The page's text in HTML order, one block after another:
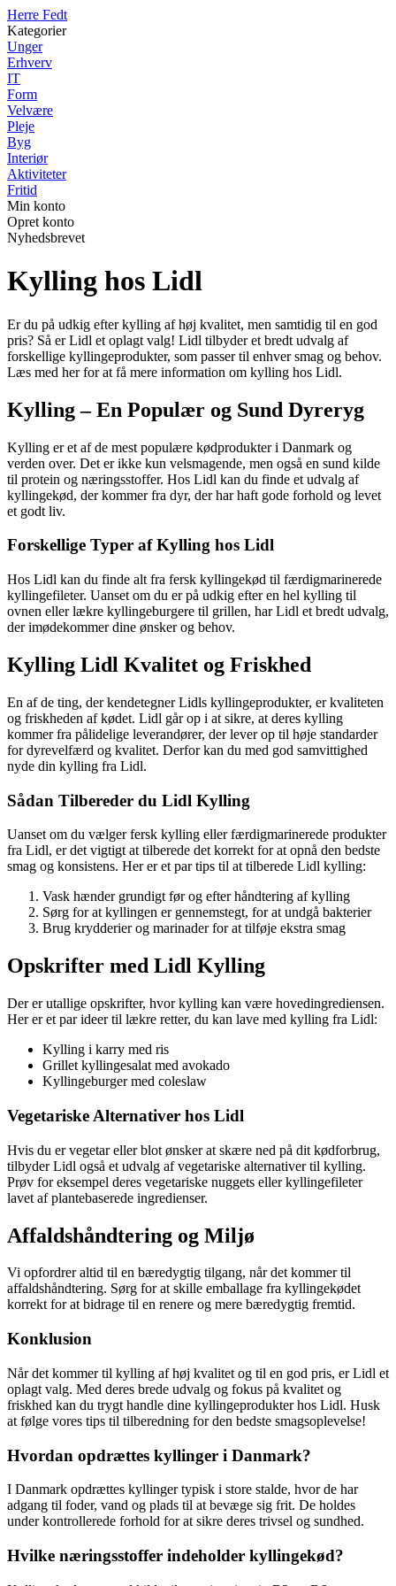
Herre Fedt
Kategorier
Unger
Erhverv
IT
Form
Velvære
Pleje
Byg
Interiør
Aktiviteter
Fritid
Min konto
Opret konto
Nyhedsbrevet
Kylling hos Lidl
Er du på udkig efter kylling af høj kvalitet, men samtidig til en god
pris? Så er Lidl et oplagt valg! Lidl tilbyder et bredt udvalg af
forskellige kyllingeprodukter, som passer til enhver smag og behov.
Læs med her for at få mere information om kylling hos Lidl.
Kylling – En Populær og Sund Dyreryg
Kylling er et af de mest populære kødprodukter i Danmark og
verden over. Det er ikke kun velsmagende, men også en sund kilde
til protein og næringsstoffer. Hos Lidl kan du finde et udvalg af
kyllingekød, der kommer fra dyr, der har haft gode forhold og levet
et godt liv.
Forskellige Typer af Kylling hos Lidl
Hos Lidl kan du finde alt fra fersk kyllingekød til færdigmarinerede
kyllingefileter. Uanset om du er på udkig efter en hel kylling til
ovnen eller lækre kyllingeburgere til grillen, har Lidl et bredt udvalg,
der imødekommer dine ønsker og behov.
Kylling Lidl Kvalitet og Friskhed
En af de ting, der kendetegner Lidls kyllingeprodukter, er kvaliteten
og friskheden af kødet. Lidl går op i at sikre, at deres kylling
kommer fra pålidelige leverandører, der lever op til høje standarder
for dyrevelfærd og kvalitet. Derfor kan du med god samvittighed
nyde din kylling fra Lidl.
Sådan Tilbereder du Lidl Kylling
Uanset om du vælger fersk kylling eller færdigmarinerede produkter
fra Lidl, er det vigtigt at tilberede det korrekt for at opnå den bedste
smag og konsistens. Her er et par tips til at tilberede Lidl kylling:
Vask hænder grundigt før og efter håndtering af kylling
Sørg for at kyllingen er gennemstegt, for at undgå bakterier
Brug krydderier og marinader for at tilføje ekstra smag
Opskrifter med Lidl Kylling
Der er utallige opskrifter, hvor kylling kan være hovedingrediensen.
Her er et par ideer til lækre retter, du kan lave med kylling fra Lidl:
Kylling i karry med ris
Grillet kyllingesalat med avokado
Kyllingeburger med coleslaw
Vegetariske Alternativer hos Lidl
Hvis du er vegetar eller blot ønsker at skære ned på dit kødforbrug,
tilbyder Lidl også et udvalg af vegetariske alternativer til kylling.
Prøv for eksempel deres vegetariske nuggets eller kyllingefileter
lavet af plantebaserede ingredienser.
Affaldshåndtering og Miljø
Vi opfordrer altid til en bæredygtig tilgang, når det kommer til
affaldshåndtering. Sørg for at skille emballage fra kyllingekødet
korrekt for at bidrage til en renere og mere bæredygtig fremtid.
Konklusion
Når det kommer til kylling af høj kvalitet og til en god pris, er Lidl et
oplagt valg. Med deres brede udvalg og fokus på kvalitet og
friskhed kan du trygt handle dine kyllingeprodukter hos Lidl. Husk
at følge vores tips til tilberedning for den bedste smagsoplevelse!
Hvordan opdrættes kyllinger i Danmark?
I Danmark opdrættes kyllinger typisk i store stalde, hvor de har
adgang til foder, vand og plads til at bevæge sig frit. De holdes
under kontrollerede forhold for at sikre deres trivsel og sundhed.
Hvilke næringsstoffer indeholder kyllingekød?